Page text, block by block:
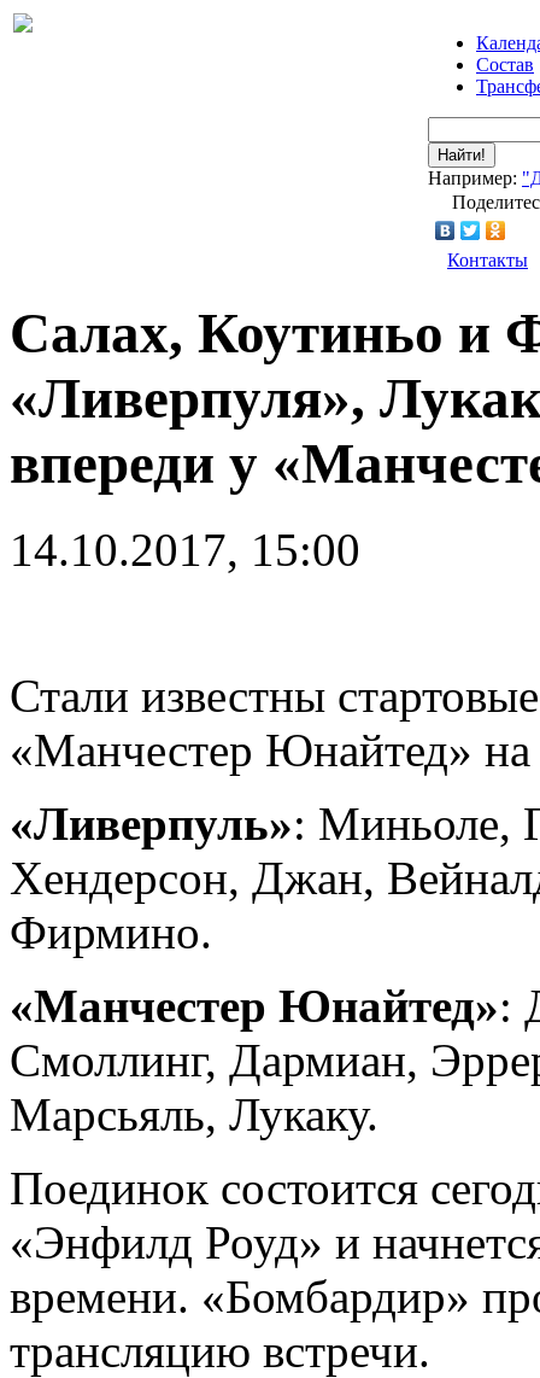
Состав
Найти!
Например:
Контакты
Салах, Коутиньо и
«Ливерпуля»,
впереди у
14.10.2017, 15:00
Стали известны
«Манчестер Юнайтед»
«Ливерпуль»: Миньоле,
Хендерсон, Джан,
Фирмино.
«Манчестер Юнайтед»:
Смоллинг, Дармиан,
Марсьяль, Лукаку.
Поединок состоится
«Энфилд Роуд» и
времени. «Бомбардир»
трансляцию встречи.